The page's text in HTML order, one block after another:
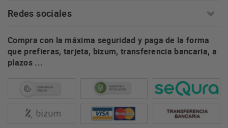
Redes sociales
Compra con la máxima seguridad y paga de la forma
que prefieras, tarjeta, bizum, transferencia bancaria, a
plazos ...